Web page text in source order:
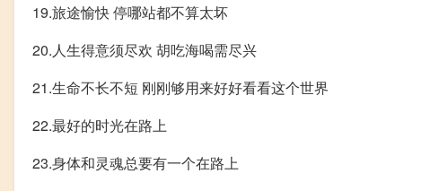
19.旅途愉快 停哪站都不算太坏
20.人生得意须尽欢 胡吃海喝需尽兴
21.生命不长不短 刚刚够用来好好看看这个世界
22.最好的时光在路上
23.身体和灵魂总要有一个在路上